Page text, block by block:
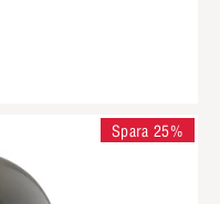
Spara 25%